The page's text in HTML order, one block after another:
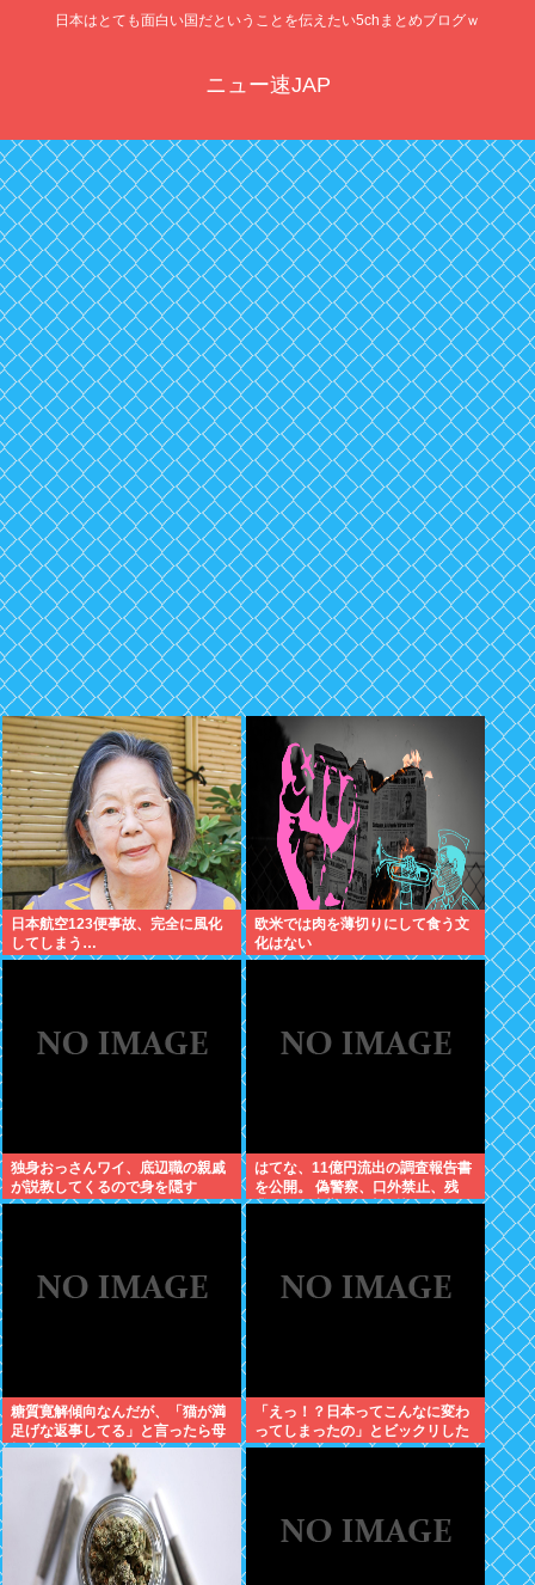
日本はとても面白い国だということを伝えたい5chまとめブログｗ
ニュー速JAP
日本航空123便事故、完全に風化
してしまう…
欧米では肉を薄切りにして食う文
化はない
独身おっさんワイ、底辺職の親戚
が説教してくるので身を隠す
はてな、11億円流出の調査報告書
を公開。 偽警察、口外禁止、残
業・休日出勤200時間越、孤
糖質寛解傾向なんだが、「猫が満
足げな返事してる」と言ったら母
親に「お気の毒w」と言われた
「えっ！？日本ってこんなに変わ
ってしまったの」とビックリした
こと